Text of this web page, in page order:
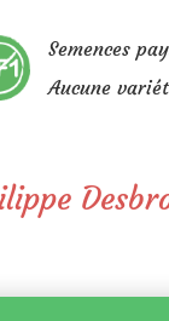
Semences
Aucune